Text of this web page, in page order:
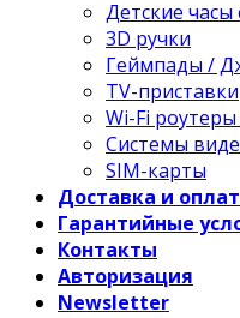
Детские часы
3D ручки
Геймпады /
TV-приставки
Wi-Fi
Системы
SIM-карты
Доставка и
Гарантийные
Контакты
Авторизация
Newsletter